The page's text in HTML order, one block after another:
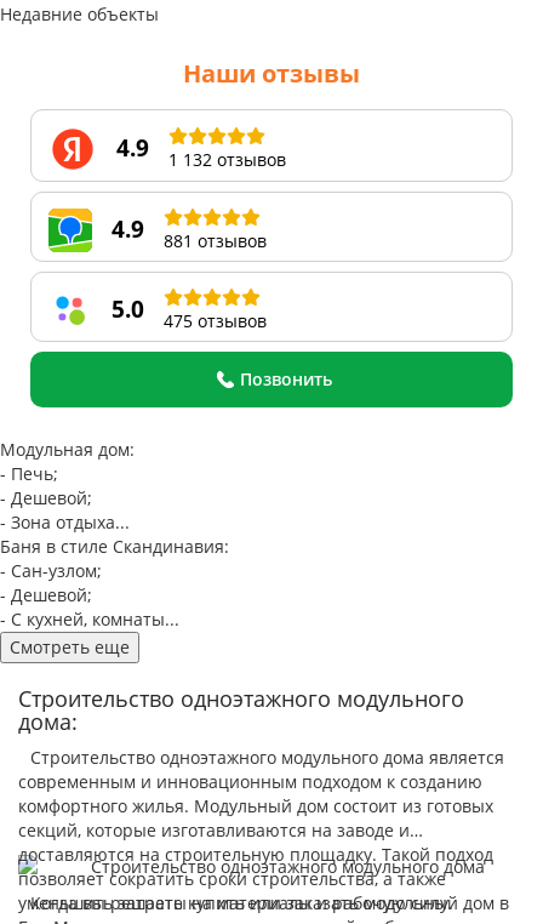
Недавние объекты
Наши отзывы
4.9 1 132 отзывов
4.9 881 отзывов
5.0 475 отзывов
Позвонить
Модульная дом:
- Печь;
- Дешевой;
- Зона отдыха...
Баня в стиле Скандинавия:
- Сан-узлом;
- Дешевой;
- С кухней, комнаты...
Смотреть еще
Строительство одноэтажного модульного
дома:
Строительство одноэтажного модульного дома является
современным и инновационным подходом к созданию
комфортного жилья. Модульный дом состоит из готовых
секций, которые изготавливаются на заводе и
доставляются на строительную площадку. Такой подход
позволяет сократить сроки строительства, а также
уменьшить затраты на материалы и рабочую силу.
Когда вы решаете купить или заказать модульный дом в